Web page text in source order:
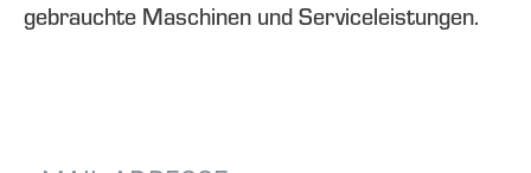
gebrauchte Maschinen und Serviceleistungen.